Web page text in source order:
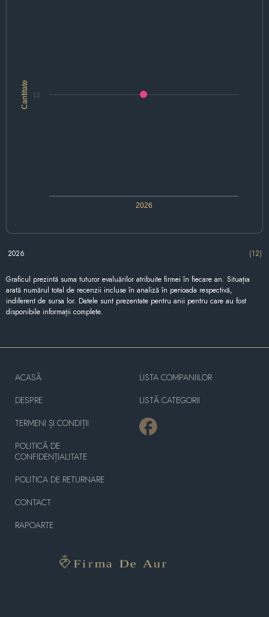
Cantitate
2026
12
2026 (12)
Graficul prezintă suma tuturor evaluărilor atribuite firmei în fiecare an. Situația
arată numărul total de recenzii incluse în analiză în perioada respectivă,
indiferent de sursa lor. Datele sunt prezentate pentru anii pentru care au fost
disponibile informații complete.
ACASĂ
DESPRE
TERMENI ȘI CONDIȚII
POLITICĂ DE
CONFIDENȚIALITATE
POLITICA DE RETURNARE
CONTACT
RAPOARTE
LISTA COMPANIILOR
LISTĂ CATEGORII